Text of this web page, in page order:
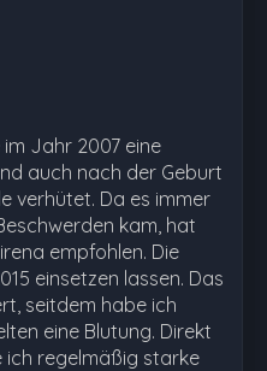
Jahr 2007 eine
auch nach der Geburt
verhütet. Da es immer
kam, hat
empfohlen. Die
einsetzen lassen. Das
seitdem habe ich
eine Blutung. Direkt
ich regelmäßig starke